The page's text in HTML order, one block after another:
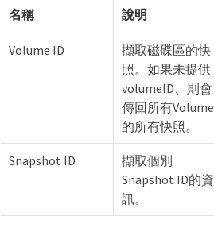
名稱 說明
Volume ID
擷取磁碟區的快
照。如果未提供
volumeID、則會
傳回所有Volume
的所有快照。
Snapshot ID
擷取個別
Snapshot ID的資
訊。